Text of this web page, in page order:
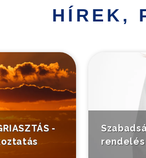
HÍREK,
-